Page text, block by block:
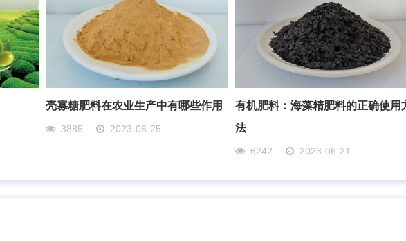
壳寡糖肥料在农业生产中有哪些作用
3885 2023-06-25
有机肥料：海藻精肥料的正确使用
法
6242 2023-06-21